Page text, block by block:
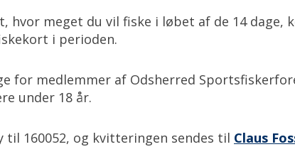
hvor meget du vil fiske i løbet af de 14 dage,
i perioden.
for medlemmer af Odsherred
under 18 år.
til 160052, og kvitteringen sendes til Claus